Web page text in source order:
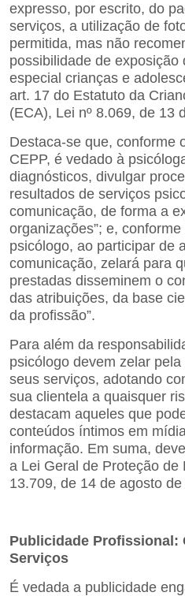
expresso, por escrito, do
serviços, a utilização de
permitida, mas não
possibilidade de exposição
especial crianças e
art. 17 do Estatuto da
(ECA), Lei nº 8.069, de 13
Destaca-se que, conforme
CEPP, é vedado à
diagnósticos, divulgar
resultados de serviços
comunicação, de forma a
organizações”; e,
psicólogo, ao participar de
comunicação, zelará para
prestadas disseminem o
das atribuições, da base
da profissão”.
Para além da
psicólogo devem zelar
seus serviços, adotando
sua clientela a quaisquer
destacam aqueles que
conteúdos íntimos em
informação. Em suma,
a Lei Geral de Proteção de
13.709, de 14 de agosto de
Publicidade Profissional:
Serviços
É vedada a publicidade